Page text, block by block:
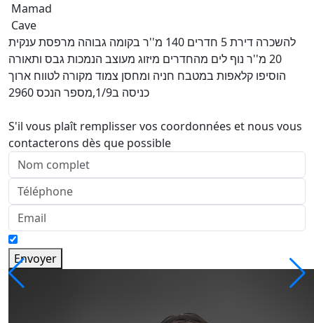
Mamad
Cave
להשכרה דירת 5 חדרים 140 מ''ר בקומה גבוהה מרפסת ענקית
20 מ''ר נוף לים מהחדרים מיזוג מעוצב הנמכות גבס ותאורה
הוסיפו קלאפות במטבח חניה ומחסן צמוד מקורה לטווח ארוך
כניסה ב1/9,מספר הנכס 2960
S'il vous plaît remplisser vos coordonnées et nous vous
contacterons dès que possible
Envoyer